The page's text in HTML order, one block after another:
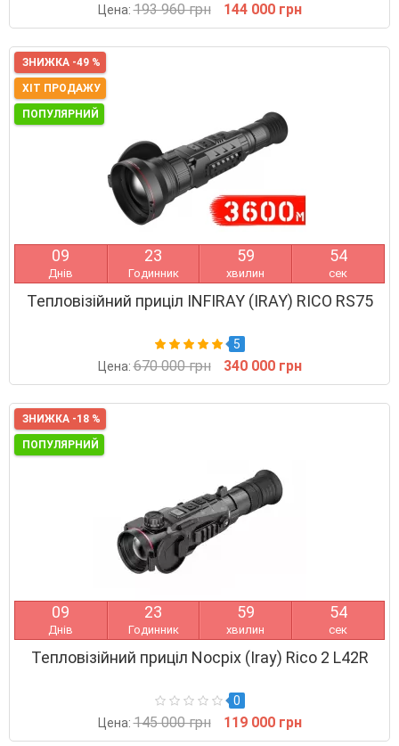
Цена:193 960 грн 144 000 грн
ЗНИЖКА -49 %
ХІТ ПРОДАЖУ
ПОПУЛЯРНИЙ
09
Днів
23
Годинник
59
хвилин
53
сек
Тепловізійний приціл INFIRAY (IRAY) RICO RS75
5
Цена:670 000 грн 340 000 грн
ЗНИЖКА -18 %
ПОПУЛЯРНИЙ
09
Днів
23
Годинник
59
хвилин
53
сек
Тепловізійний приціл Nocpix (Iray) Rico 2 L42R
0
Цена:145 000 грн 119 000 грн